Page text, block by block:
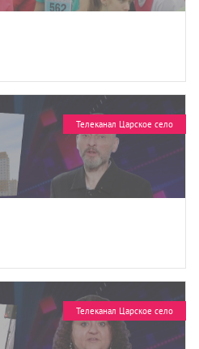
Телеканал Царское село
Телеканал Царское село